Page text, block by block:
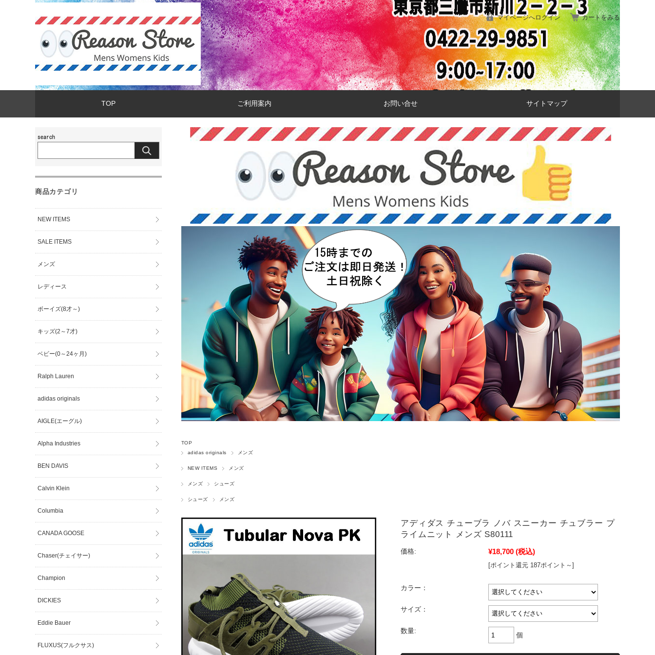
マイページへログイン カートをみる
TOP ご利用案内 お問い合せ サイトマップ
TOP
adidas originals
メンズ
NEW ITEMS メンズ
メンズ シューズ
シューズ メンズ
アディダス チューブラ ノバ スニーカー チュブラー プ
ライムニット メンズ S80111
価格: ¥18,700 (税込)
[ポイント還元 187ポイント～]
カラー：
サイズ：
数量:
個
商品カテゴリ
NEW ITEMS
SALE ITEMS
メンズ
レディース
ボーイズ(8才～)
キッズ(2～7才)
ベビー(0～24ヶ月)
Ralph Lauren
adidas originals
AIGLE(エーグル)
Alpha Industries
BEN DAVIS
Calvin Klein
Columbia
CANADA GOOSE
Chaser(チェイサー)
Champion
DICKIES
Eddie Bauer
FLUXUS(フルクサス)